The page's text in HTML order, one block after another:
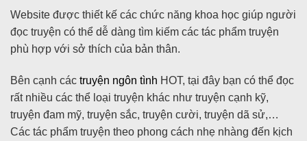
Website được thiết kế các chức năng khoa học giúp người
đọc truyện có thể dễ dàng tìm kiếm các tác phẩm truyện
phù hợp với sở thích của bản thân.
Bên cạnh các truyện ngôn tình HOT, tại đây bạn có thể đọc
rất nhiều các thể loại truyện khác như truyện cạnh kỹ,
truyện đam mỹ, truyện sắc, truyện cười, truyện dã sử,…
Các tác phẩm truyện theo phong cách nhẹ nhàng đến kịch